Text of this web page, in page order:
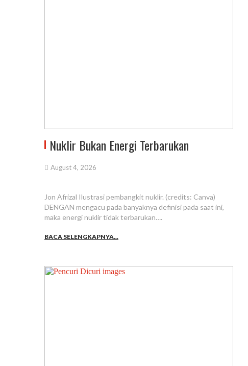
Nuklir Bukan Energi Terbarukan
August 4, 2026
Jon Afrizal Ilustrasi pembangkit nuklir. (credits: Canva)
DENGAN mengacu pada banyaknya definisi pada saat ini,
maka energi nuklir tidak terbarukan….
BACA SELENGKAPNYA...